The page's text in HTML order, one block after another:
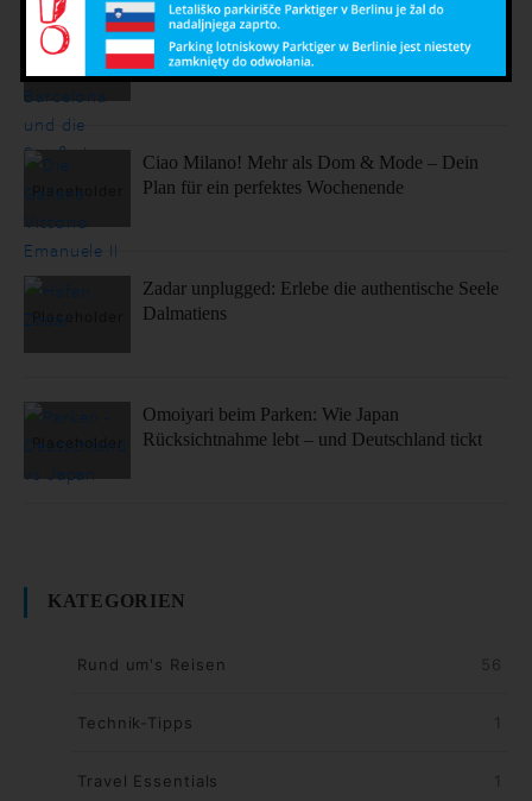
Sonne, Stil, Sehenswürdigkeiten – So fühlt sich
Barcelona an
Ciao Milano! Mehr als Dom & Mode – Dein
Plan für ein perfektes Wochenende
Zadar unplugged: Erlebe die authentische Seele
Dalmatiens
Omoiyari beim Parken: Wie Japan
Rücksichtnahme lebt – und Deutschland tickt
KATEGORIEN
Rund um's Reisen 56
Technik-Tipps 1
Travel Essentials 1